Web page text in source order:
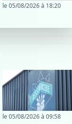
le 05/08/2026 à 18:20
le 05/08/2026 à 09:58